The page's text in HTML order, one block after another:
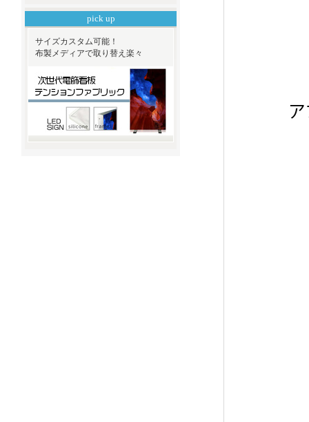
pick up
サイズカスタム可能！
布製メディアで取り替え楽々